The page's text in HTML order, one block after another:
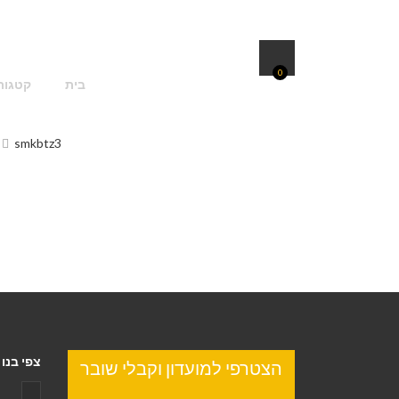
בית
0
smkbtz3
צפי
הצטרפי למועדון וקבלי שובר